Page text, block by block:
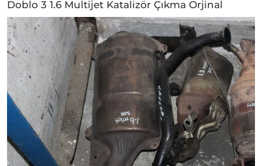
Doblo 3 1.6 Multijet Katalizör Çıkma Orjinal